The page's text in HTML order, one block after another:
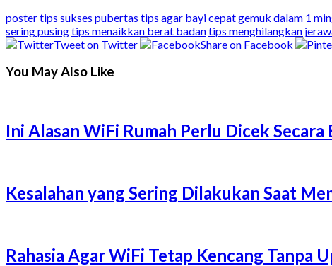
poster tips sukses pubertas tips agar bayi cepat gemuk dalam 1
sering pusingtips menaikkan berat badantips menghilangkan
Tweet on Twitter
Share on Facebook
You May Also Like
Ini Alasan WiFi Rumah Perlu Dicek
Kesalahan yang Sering Dilakukan Saat
Rahasia Agar WiFi Tetap Kencang Tanpa